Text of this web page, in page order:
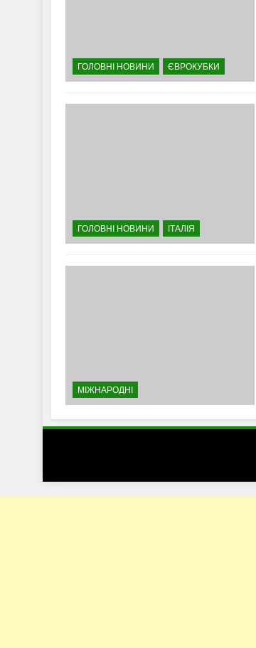
ГОЛОВНІ НОВИНИ ЄВРОКУБКИ
ГОЛОВНІ НОВИНИ ІТАЛІЯ
МІЖНАРОДНІ